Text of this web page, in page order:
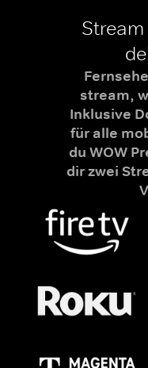
stream,
Inklusive
für alle
du WOW
dir zwei